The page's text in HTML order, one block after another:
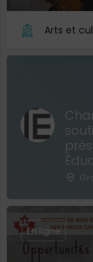
Arts et
En ligne